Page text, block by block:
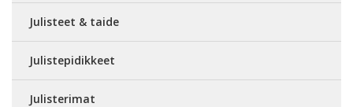
Julisteet & taide
Julistepidikkeet
Julisterimat